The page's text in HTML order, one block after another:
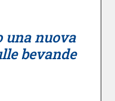
una nuova
bevande